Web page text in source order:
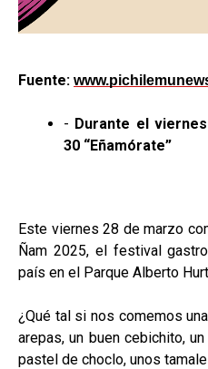
Fuente:
- Durante el
30 “Eñamórate”
Este viernes 28 de marzo
Ñam 2025, el festival
país en el Parque Alberto
¿Qué tal si nos comemos
arepas, un buen cebichito,
pastel de choclo, unos